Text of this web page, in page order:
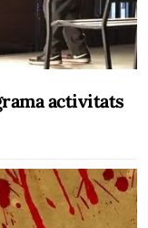
activitats